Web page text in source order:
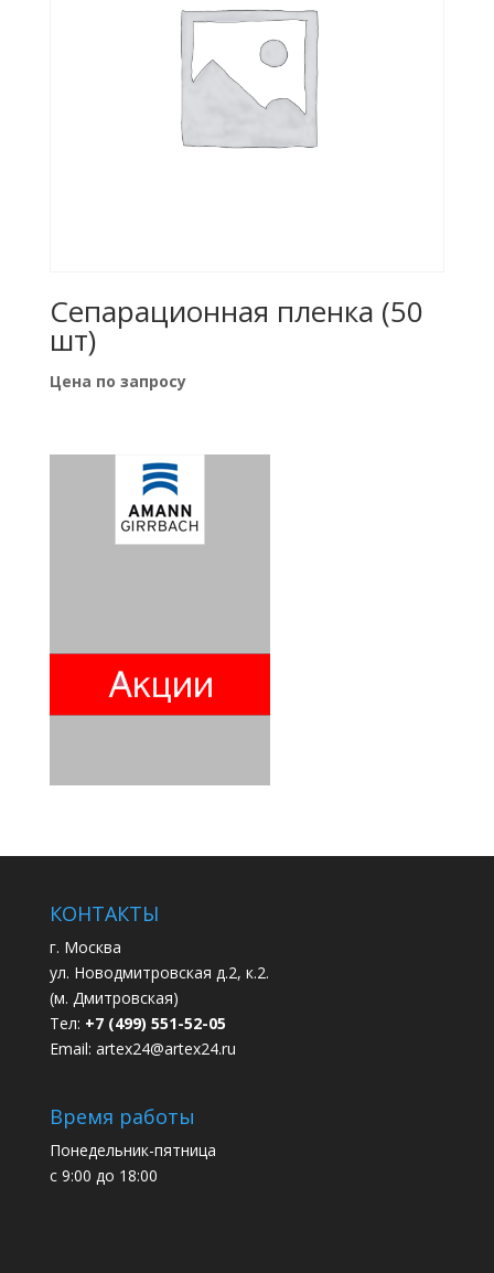
Сепарационная пленка (50
шт)
Цена по запросу
КОНТАКТЫ
г. Москва
ул. Новодмитровская д.2, к.2.
(м. Дмитровская)
Тел: +7 (499) 551-52-05
Email: artex24@artex24.ru
Время работы
Понедельник-пятница
с 9:00 до 18:00